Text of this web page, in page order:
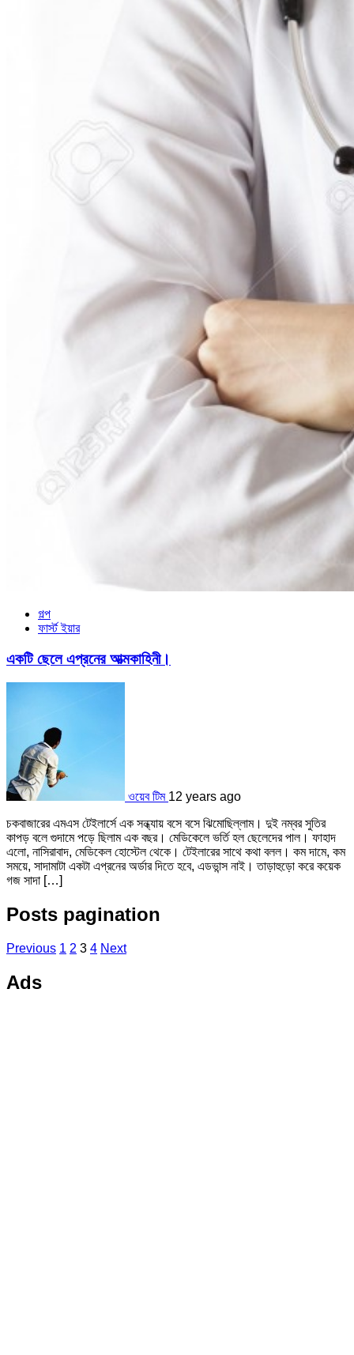
গল্প
ফার্স্ট ইয়ার
একটি ছেলে এপ্রনের আত্মকাহিনী।
ওয়েব টিম 12 years ago
চকবাজারের এমএস টেইলার্সে এক সন্ধ্যায় বসে বসে ঝিমোছিল্লাম। দুই নম্বর সুতির
কাপড় বলে গুদামে পড়ে ছিলাম এক বছর। মেডিকেলে ভর্তি হল ছেলেদের পাল। ফাহাদ
এলো, নাসিরাবাদ, মেডিকেল হোস্টেল থেকে। টেইলারের সাথে কথা বলল। কম দামে, কম
সময়ে, সাদামাটা একটা এপ্রনের অর্ডার দিতে হবে, এডভান্স নাই। তাড়াহুড়ো করে কয়েক
গজ সাদা […]
Posts pagination
Previous 1 2 3 4 Next
Ads